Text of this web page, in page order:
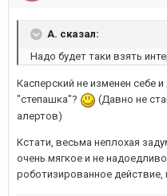
A. сказал:
Надо будет таки взять
Касперский не изменен себе
"степашка"?
(Давно не
алертов)
Кстати, весьма неплохая
очень мягкое и не
роботизированное действие,